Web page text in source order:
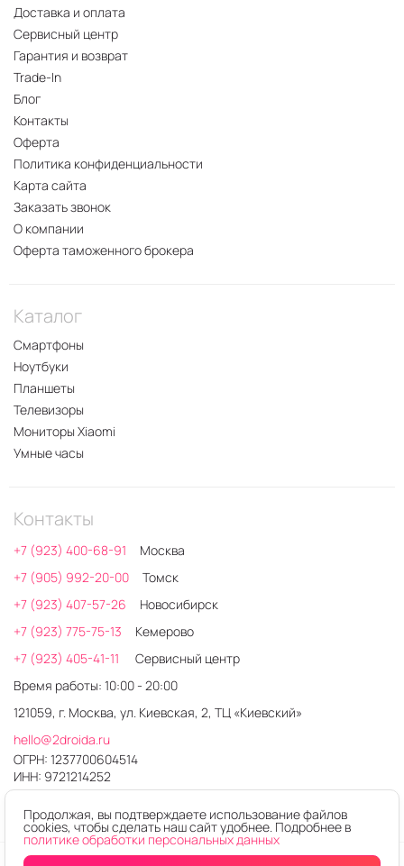
Доставка и оплата
Сервисный центр
Гарантия и возврат
Trade-In
Блог
Контакты
Оферта
Политика конфиденциальности
Карта сайта
Заказать звонок
О компании
Оферта таможенного брокера
Каталог
Смартфоны
Ноутбуки
Планшеты
Телевизоры
Мониторы Xiaomi
Умные часы
Контакты
+7 (923) 400-68-91
Москва
+7 (905) 992-20-00
Томск
+7 (923) 407-57-26
Новосибирск
+7 (923) 775-75-13
Кемерово
+7 (923) 405-41-11
Сервисный центр
Время работы: 10:00 - 20:00
121059, г. Москва, ул. Киевская, 2, ТЦ «Киевский»
hello@2droida.ru
ОГРН: 1237700604514
ИНН: 9721214252
Продолжая, вы подтверждаете использование файлов
cookies, чтобы сделать наш сайт удобнее. Подробнее в
политике обработки персональных данных